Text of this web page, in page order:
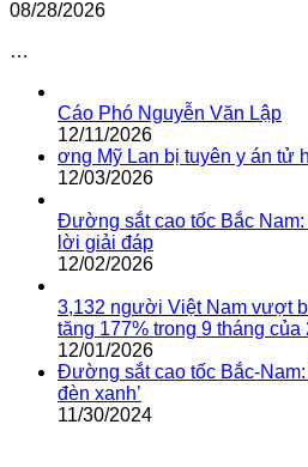
08/28/2026
…
Cáo Phó Nguyễn Văn Lập
12/11/2026
ơng Mỹ Lan bị tuyên y án tử
12/03/2026
Đường sắt cao tốc Bắc
lời giải đáp
12/02/2026
3,132 người Việt Nam vượt
tăng 177% trong 9 tháng của
12/01/2026
Đường sắt cao tốc Bắc-
đèn xanh’
11/30/2024